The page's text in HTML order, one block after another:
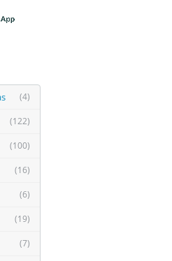
(4)
(122)
(100)
(16)
(6)
(19)
(7)